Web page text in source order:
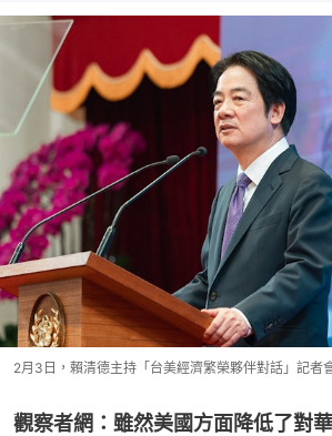
2月3日，賴清德主持「台美經濟繁榮夥伴對話」記者
觀察者網：雖然美國方面降低了對